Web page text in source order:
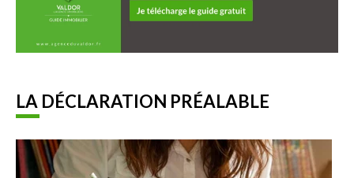
LA DÉCLARATION PRÉALABLE